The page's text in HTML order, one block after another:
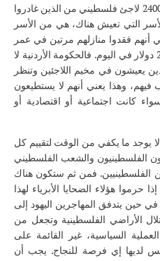
الأردن. فالمخيم هو موطن لحوالي 24000 لاجئ فلسطيني من الذين غادروا
1968. ومعظم الأسر التي تعيش هناك، هي من الأسر
1948، وهذا يعني أنهم فقدوا منازلهم مرتين في عمر
واحد. وتعيش الغالبية على أقل من 2 دولار في اليوم. فالحكومة الأردنية لا
يعيشون في مخيم اللاجئين وتنظر
وهذا يعني أنهم لا يستطيعون
كانت اجتماعية أو اقتصادية أو
يوجد ما يكفي من الوقت لتقييم كل
الفلسطينيون والشعب الفلسطيني
الفلسطينيين. فمن ثم ستكون هناك
حرموا هؤلاء الضحايا الأبرياء لهذا
حين يتدفق المهاجرين اليهود إلى
الأراضي الفلسطينية وتجعل من
السياسية، غير القائمة على
لديها إي فرصة للنجاح. يجب أن